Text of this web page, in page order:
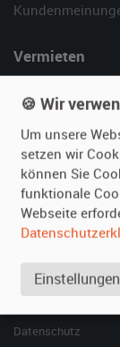
Vermieten
Fotos senden
Fragen für
Inserat verwalten
SPECIAL
Berühmte
Datenschutz
🍪 Wir
Um unsere
setzen wir
können Sie
funktionale
Webseite
Einstellungen